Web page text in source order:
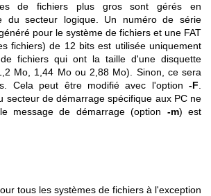
de fichiers plus gros sont gérés en
du secteur logique. Un numéro de série
pour le système de fichiers et une FAT
fichiers) de 12 bits est utilisée uniquement
fichiers qui ont la taille d'une disquette
Mo, 1,44 Mo ou 2,88 Mo). Sinon, ce sera
Cela peut être modifié avec l'option -F.
secteur de démarrage spécifique aux PC ne
message de démarrage (option -m) est
tous les systèmes de fichiers à l'exception